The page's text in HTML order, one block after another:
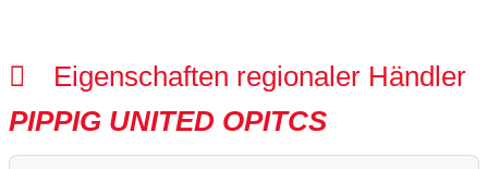
Eigenschaften regionaler Händler
PIPPIG UNITED OPITCS